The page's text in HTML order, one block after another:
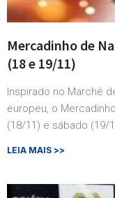
Mercadinho de
(18 e 19/11)
Inspirado no Marché
europeu, o
(18/11) e sábado (19/
LEIA MAIS >>